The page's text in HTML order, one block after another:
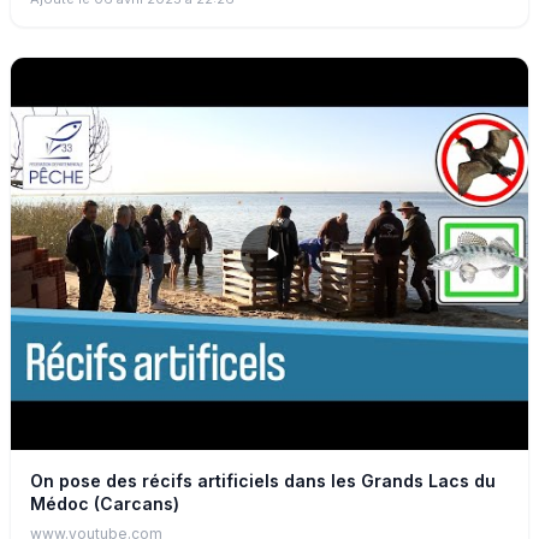
alimentation et de son impact écologique ; Témoignages de
pêcheurs et d'experts ; Faut-il s’inquiéter de sa présence ou
l'accepter comme un nouvel acteur aquatique ?
On pose des récifs artificiels dans les Grands Lacs du
Médoc (Carcans)
www.youtube.com